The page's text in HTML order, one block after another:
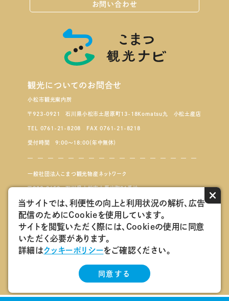
お問い合わせ
観光についてのお問合せ
小松市観光案内所
〒923-0921 石川県小松市土居原町13-18Komatsu九 小松土産店
TEL 0761-21-8208 FAX 0761-21-8218
受付時間 9:00～18:00（年中無休）
一般社団法人こまつ観光物産ネットワーク
〒923-8650 石川県小松市小馬出町91番地
こまつもんマルシェ
会員ログインページ
Copyright 一般社団法人 こまつ観光物産ネットワーク All Rights reserved.
当サイトでは、利便性の向上と利用状況の解析、広告
配信のためにCookieを使用しています。
サイトを閲覧いただく際には、Cookieの使用に同意
いただく必要があります。
詳細はクッキーポリシーをご確認ください。
×
同意する